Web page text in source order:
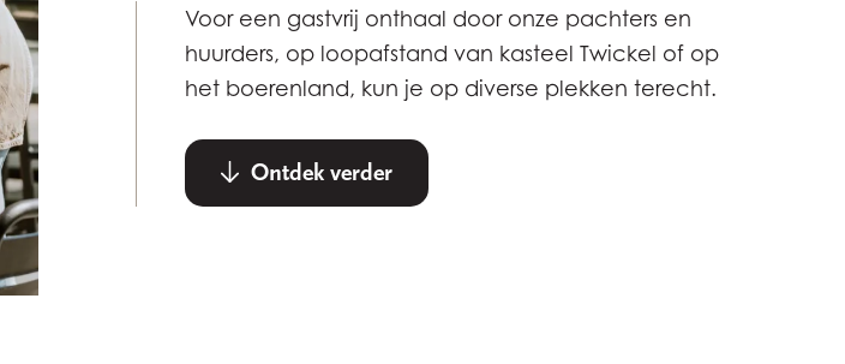
Voor een gastvrij onthaal door onze pachters en
huurders, op loopafstand van kasteel Twickel of op
het boerenland, kun je op diverse plekken terecht.
Ontdek verder